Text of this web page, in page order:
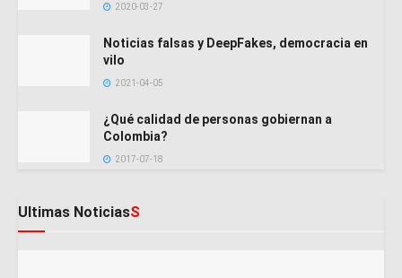
2020-03-27
Noticias falsas y DeepFakes, democracia en
vilo
2021-04-05
¿Qué calidad de personas gobiernan a
Colombia?
2017-07-18
Ultimas NoticiasS